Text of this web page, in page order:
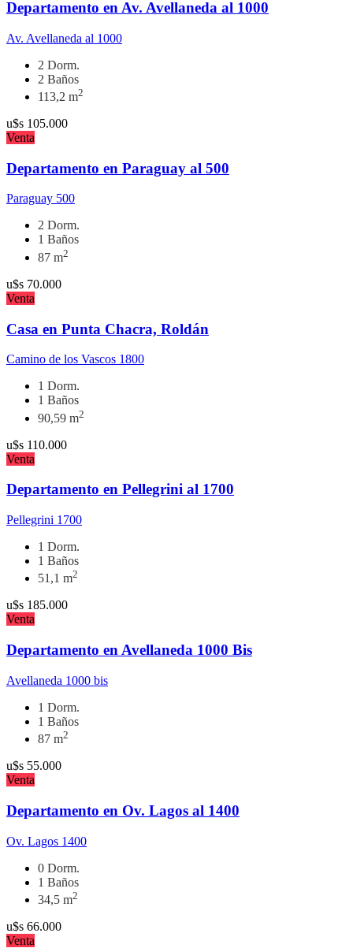
Departamento en Av. Avellaneda al 1000
Av. Avellaneda al 1000
2 Dorm.
2 Baños
113,2 m2
u$s 105.000
Venta
Departamento en Paraguay al 500
Paraguay 500
2 Dorm.
1 Baños
87 m2
u$s 70.000
Venta
Casa en Punta Chacra, Roldán
Camino de los Vascos 1800
1 Dorm.
1 Baños
90,59 m2
u$s 110.000
Venta
Departamento en Pellegrini al 1700
Pellegrini 1700
1 Dorm.
1 Baños
51,1 m2
u$s 185.000
Venta
Departamento en Avellaneda 1000 Bis
Avellaneda 1000 bis
1 Dorm.
1 Baños
87 m2
u$s 55.000
Venta
Departamento en Ov. Lagos al 1400
Ov. Lagos 1400
0 Dorm.
1 Baños
34,5 m2
u$s 66.000
Venta